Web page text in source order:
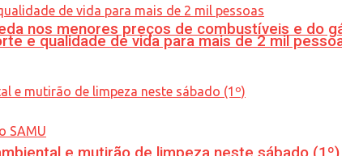
nos menores preços de combustíveis e do
e qualidade de vida para mais de 2 mil